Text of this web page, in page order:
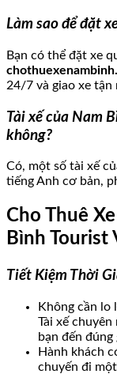
Làm sao để đặt
Bạn có thể đặt xe
24/7 và giao xe
Tài xế của Nam
không?
Có, một số tài xế
tiếng Anh cơ bản,
Cho Thuê
Bình Tourist
Tiết Kiệm Thời
Không cần lo
Tài xế
bạn đến
Hành khách
chuyến đi